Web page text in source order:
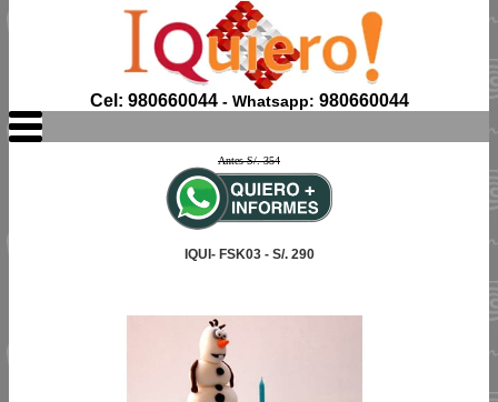
Cel: 980660044- Whatsapp: 980660044
Antes S/. 354
IQUI- FSK03 - S/. 290